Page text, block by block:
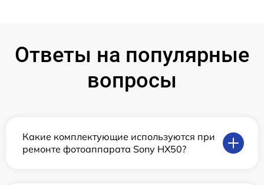
Ответы на популярные
вопросы
Какие комплектующие используются при
ремонте фотоаппарата Sony HX50?